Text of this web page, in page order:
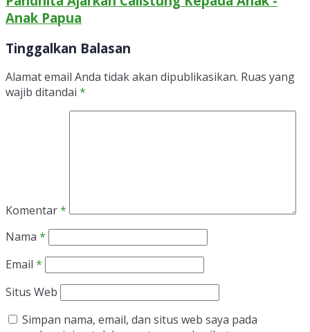
Anak Papua
Tinggalkan Balasan
Alamat email Anda tidak akan dipublikasikan. Ruas yang
wajib ditandai *
Komentar*
Nama *
Email *
Situs Web
Simpan nama, email, dan situs web saya pada